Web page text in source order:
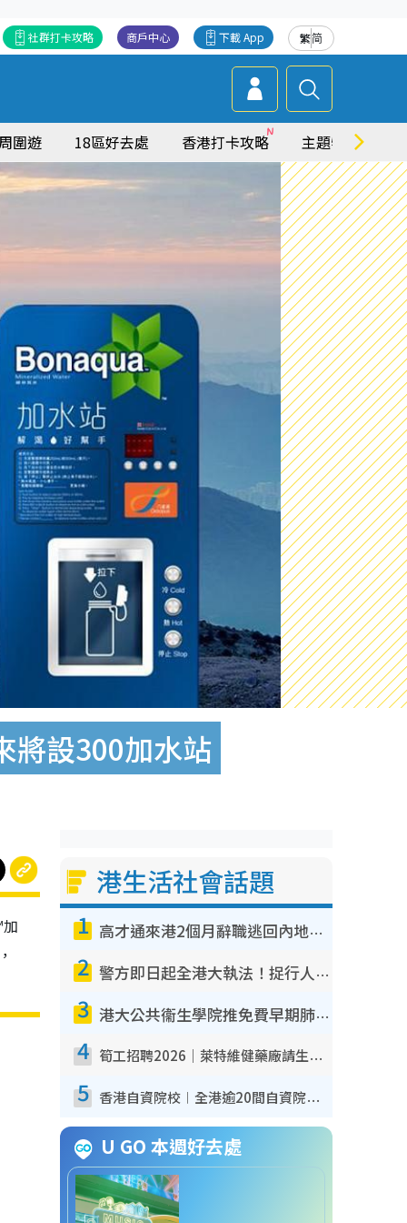
繁简
下載 App
商戶中心
社群打卡攻略
圍遊 18區好去處 香港打卡攻略 主題特集
將設300加水站
港生活社會話題
1 高才通來港2個月辭職逃回內地！控訴港企3宗罪 歎微管理極窒息
2 警方即日起全港大執法！捉行人亂過馬路+司機不專注駕駛！亂過馬路罰$2000
3 港大公共衞生學院推免費早期肺癌篩查！合資格人士將獲全額資助定期血液化驗／電腦斷層掃描／風險評估
4 筍工招聘2026｜萊特維健藥廠請生產操作員！月薪高達$1.7萬 冷氣廠房/五天工作/保證雙糧
5 香港自資院校︱全港逾20間自資院校課程報名攻略 留位費可退/申請日期/報名連結
U GO 本週好去處